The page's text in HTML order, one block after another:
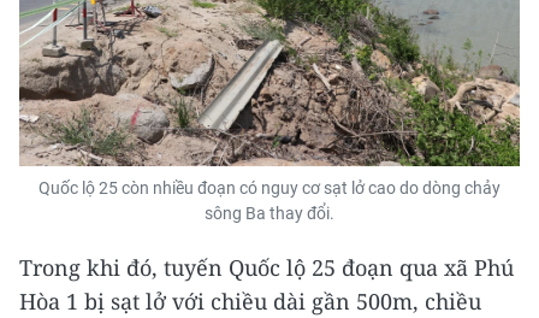
Quốc lộ 25 còn nhiều đoạn có nguy cơ sạt lở cao do dòng chảy
sông Ba thay đổi.
Trong khi đó, tuyến Quốc lộ 25 đoạn qua xã Phú
Hòa 1 bị sạt lở với chiều dài gần 500m, chiều